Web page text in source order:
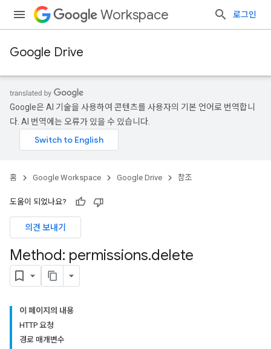
Workspace 로그인
Google Drive
Google은 AI 기술을 사용하여 콘텐츠를 사용자의 기본 언어로 번역합니
다. AI 번역에는 오류가 있을 수 있습니다.
홈 Google Workspace Google Drive 참조
도움이 되었나요?
의견 보내기
Method: permissions.delete
이 페이지의 내용
HTTP 요청
경로 매개변수